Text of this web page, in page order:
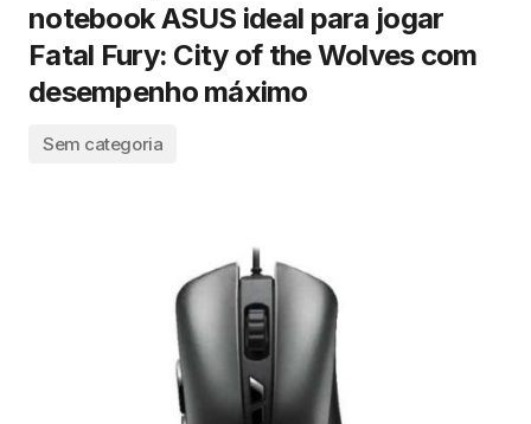
notebook ASUS ideal para jogar
Fatal Fury: City of the Wolves com
desempenho máximo
Sem categoria